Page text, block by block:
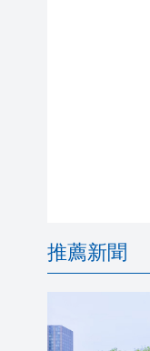
推薦新聞